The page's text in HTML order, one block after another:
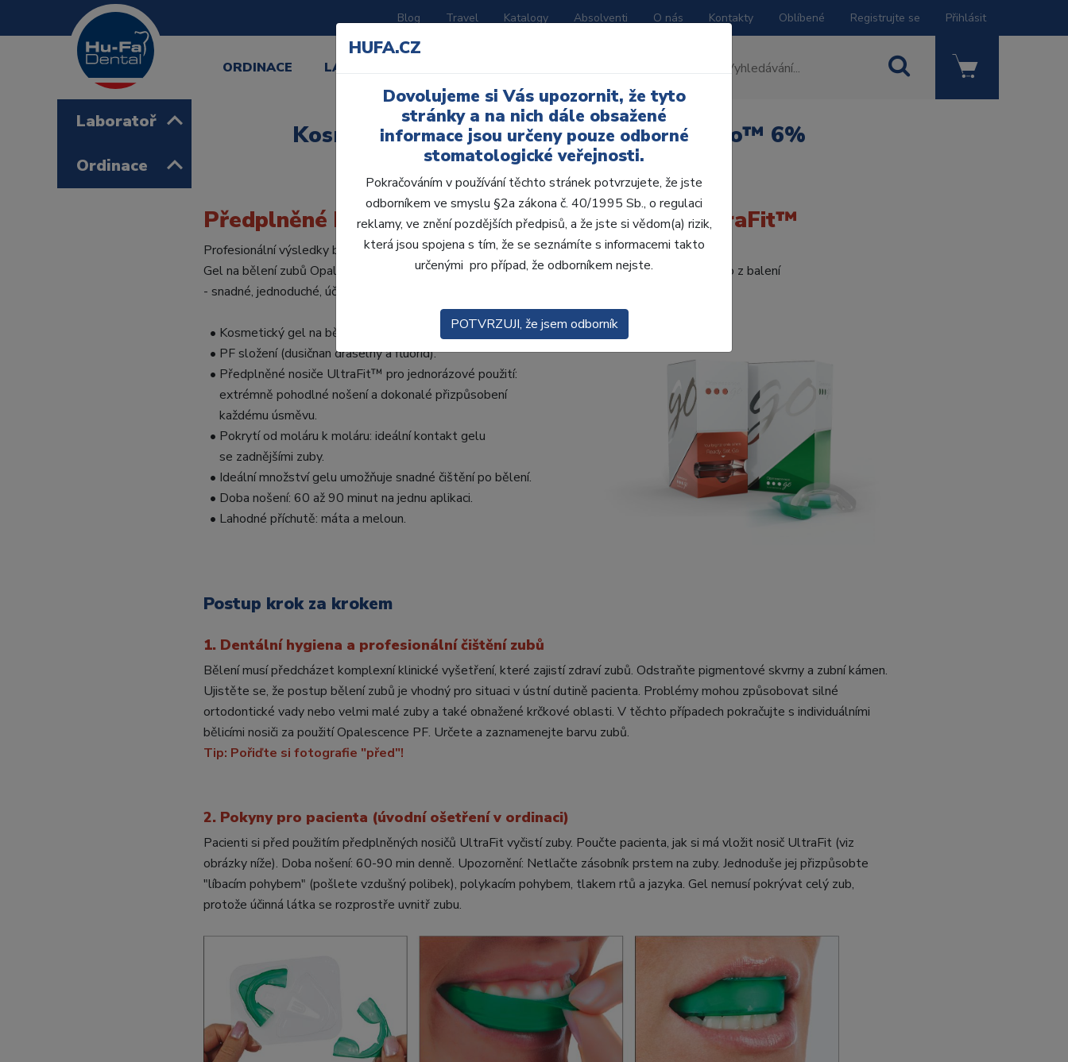
Blog Travel Katalogy Absolventi O nás Kontakty Oblíbené Registrujte se Přihlásit
ORDINACE LABORATOŘ
Laboratoř
Ordinace
Výkonné, profesionální bělení zubů To Go
Kosmetické bělení zubů s Opalescence Go™ 6%
Průvodce krok za krokem
Předplněné bělicí nosiče Opalescence Go 6% UltraFit™
Profesionální výsledky bělení "za pochodu" - kdekoli a kdykoli chcete!
Gel na bělení zubů Opalescence Go v předplněných nosičích UltraFit je připraven k použití přímo z balení
- snadné, jednoduché, účinné!
• Kosmetický gel na bělení zubů s 6% peroxidem vodíku připravený k použití.
• PF složení (dusičnan draselný a fluorid).
• Předplněné nosiče UltraFit™ pro jednorázové použití:
extrémně pohodlné nošení a dokonalé přizpůsobení
každému úsměvu.
• Pokrytí od moláru k moláru: ideální kontakt gelu
se zadnějšími zuby.
• Ideální množství gelu umožňuje snadné čištění po bělení.
• Doba nošení: 60 až 90 minut na jednu aplikaci.
• Lahodné příchutě: máta a meloun.
Postup krok za krokem
1. Dentální hygiena a profesionální čištění zubů
Bělení musí předcházet komplexní klinické vyšetření, které zajistí zdraví zubů. Odstraňte pigmentové skvrny a zubní kámen.
Ujistěte se, že postup bělení zubů je vhodný pro situaci v ústní dutině pacienta. Problémy mohou způsobovat silné
ortodontické vady nebo velmi malé zuby a také obnažené krčkové oblasti. V těchto případech pokračujte s individuálními
bělicími nosiči za použití Opalescence PF. Určete a zaznamenejte barvu zubů.
Tip: Pořiďte si fotografie "před"!
2. Pokyny pro pacienta (úvodní ošetření v ordinaci)
Pacienti si před použitím předplněných nosičů UltraFit vyčistí zuby. Poučte pacienta, jak si má vložit nosič UltraFit (viz
obrázky níže). Doba nošení: 60-90 min denně. Upozornění: Netlačte zásobník prstem na zuby. Jednoduše jej přizpůsobte
"líbacím pohybem" (pošlete vzdušný polibek), polykacím pohybem, tlakem rtů a jazyka. Gel nemusí pokrývat celý zub,
protože účinná látka se rozprostře uvnitř zubu.
HUFA.CZ
Dovolujeme si Vás upozornit, že tyto
stránky a na nich dále obsažené
informace jsou určeny pouze odborné
stomatologické veřejnosti.
Pokračováním v používání těchto stránek potvrzujete, že jste
odborníkem ve smyslu §2a zákona č. 40/1995 Sb., o regulaci
reklamy, ve znění pozdějších předpisů, a že jste si vědom(a) rizik,
která jsou spojena s tím, že se seznámíte s informacemi takto
určenými pro případ, že odborníkem nejste.
POTVRZUJI, že jsem odborník